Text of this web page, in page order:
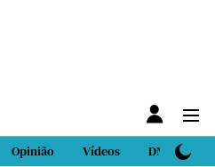
Opinião Vídeos DN Sport